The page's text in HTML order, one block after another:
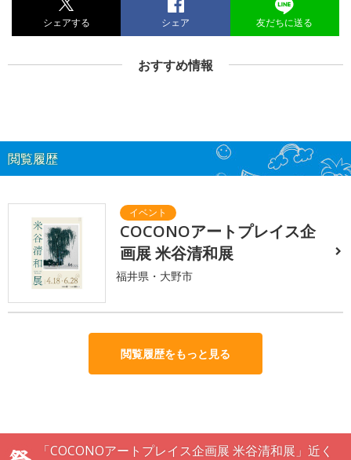
シェアする シェア 友だちに送る
おすすめ情報
閲覧履歴
COCONOアートプレイス企
画展 米谷清和展
福井県・大野市
閲覧履歴をもっと見る
「COCONOアートプレイス企画展 米谷清和展」近く